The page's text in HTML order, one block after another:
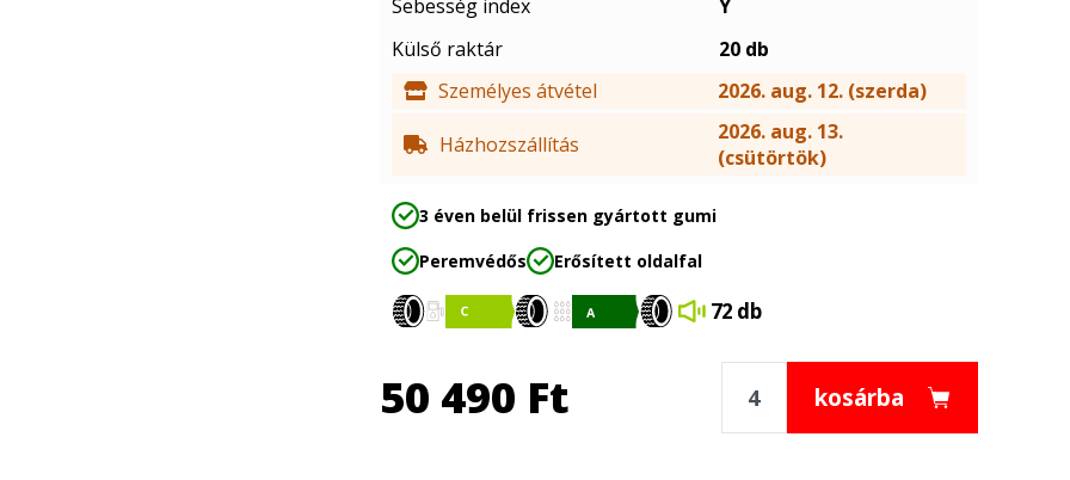
Sebesség index
Y
Külső raktár
20 db
Személyes átvétel
2026. aug. 12. (szerda)
Házhozszállítás
2026. aug. 13.
(csütörtök)
3 éven belül frissen gyártott gumi
Peremvédős
Erősített oldalfal
72 db
50 490 Ft kosárba